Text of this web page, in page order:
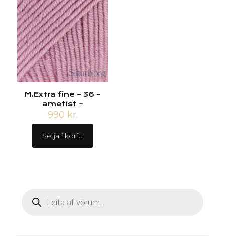
M.Extra fine – 36 –
ametist –
990 kr.
Setja í körfu
search